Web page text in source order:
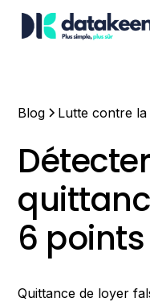
Blog Lutte contre
6
Quittance de loyer